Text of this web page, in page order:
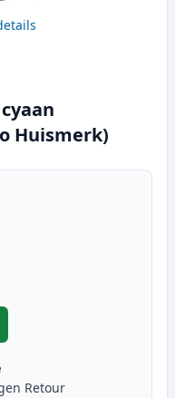
Huismerk)
Brother LC900C cyaan
Retour